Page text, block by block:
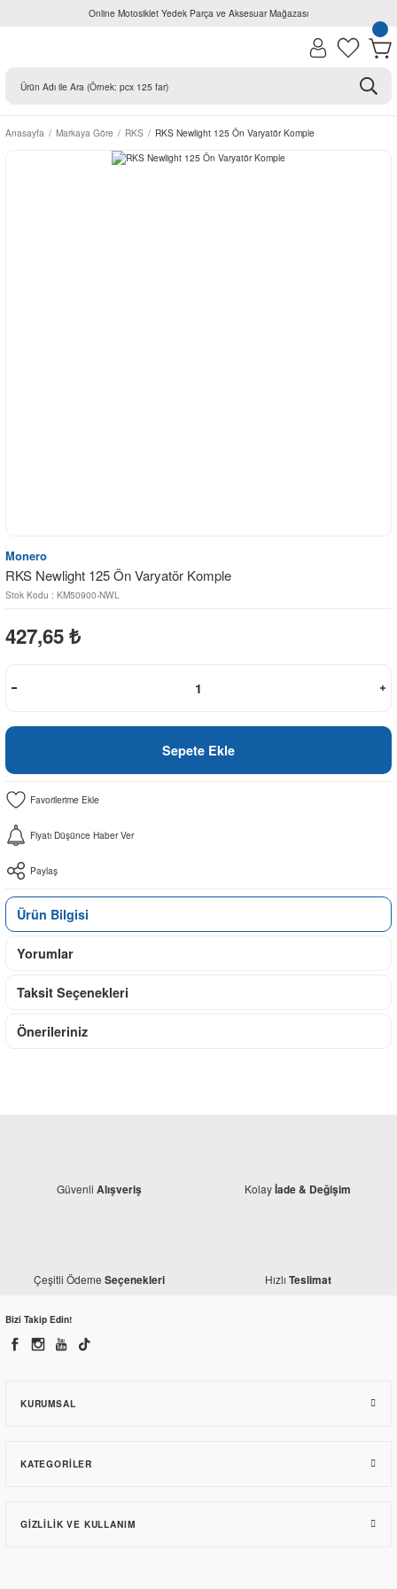
Online Motosiklet Yedek Parça ve Aksesuar Mağazası
Anasayfa Markaya Göre RKS RKS Newlight 125 Ön Varyatör Komple
Monero
RKS Newlight 125 Ön Varyatör Komple
Stok Kodu : KM50900-NWL
427,65 ₺
Sepete Ekle
Fiyatı Düşünce Haber Ver
Paylaş
Ürün Bilgisi
Yorumlar
Taksit Seçenekleri
Önerileriniz
Güvenli Alışveriş Kolayİade & Değişim
Çeşitli Ödeme Seçenekleri Hızlı Teslimat
Bizi Takip Edin!
KURUMSAL
KATEGORILER
GIZLILIK VE KULLANIM